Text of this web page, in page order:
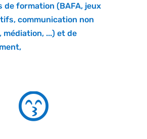
de formation (BAFA, jeux
communication non
médiation, ...) et de
